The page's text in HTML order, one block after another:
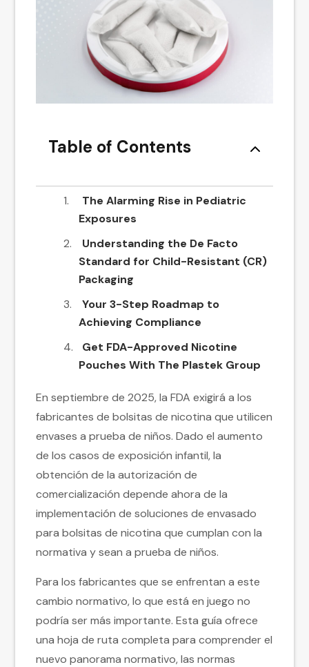
Table of Contents
The Alarming Rise in Pediatric
Exposures
Understanding the De Facto
Standard for Child-Resistant (CR)
Packaging
Your 3-Step Roadmap to
Achieving Compliance
Get FDA-Approved Nicotine
Pouches With The Plastek Group
En septiembre de 2025, la FDA exigirá a los
fabricantes de bolsitas de nicotina que utilicen
envases a prueba de niños. Dado el aumento
de los casos de exposición infantil, la
obtención de la autorización de
comercialización depende ahora de la
implementación de soluciones de envasado
para bolsitas de nicotina que cumplan con la
normativa y sean a prueba de niños.
Para los fabricantes que se enfrentan a este
cambio normativo, lo que está en juego no
podría ser más importante. Esta guía ofrece
una hoja de ruta completa para comprender el
nuevo panorama normativo, las normas